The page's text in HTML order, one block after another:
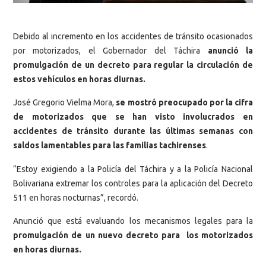
Debido al incremento en los accidentes de tránsito ocasionados
por motorizados, el Gobernador del Táchira anunció la
promulgación de un decreto para regular la circulación de
estos vehículos en horas diurnas.
José Gregorio Vielma Mora, se mostró preocupado por la cifra
de motorizados que se han visto involucrados en
accidentes de tránsito durante las últimas semanas con
saldos lamentables para las familias tachirenses.
“Estoy exigiendo a la Policía del Táchira y a la Policía Nacional
Bolivariana extremar los controles para la aplicación del Decreto
511 en horas nocturnas”, recordó.
Anunció que está evaluando los mecanismos legales para la
promulgación de un nuevo decreto para los motorizados
en horas diurnas.